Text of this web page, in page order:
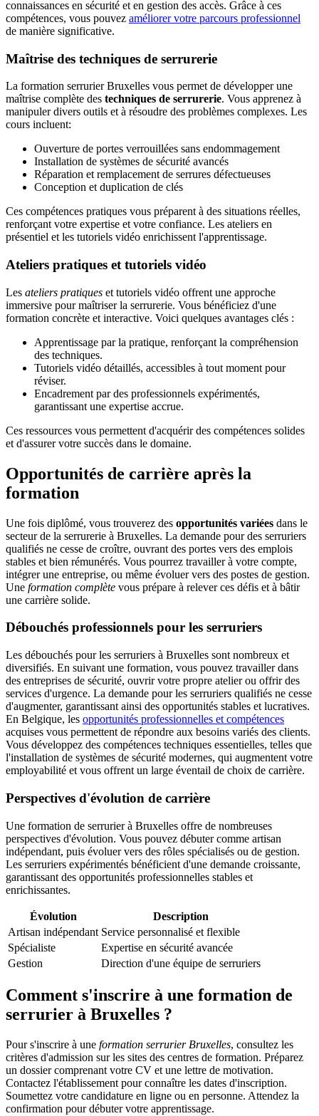
connaissances en sécurité et en gestion des accès. Grâce à ces
compétences, vous pouvez améliorer votre parcours professionnel
de manière significative.
Maîtrise des techniques de serrurerie
La formation serrurier Bruxelles vous permet de développer une
maîtrise complète des techniques de serrurerie. Vous apprenez à
manipuler divers outils et à résoudre des problèmes complexes. Les
cours incluent:
Ouverture de portes verrouillées sans endommagement
Installation de systèmes de sécurité avancés
Réparation et remplacement de serrures défectueuses
Conception et duplication de clés
Ces compétences pratiques vous préparent à des situations réelles,
renforçant votre expertise et votre confiance. Les ateliers en
présentiel et les tutoriels vidéo enrichissent l'apprentissage.
Ateliers pratiques et tutoriels vidéo
Les ateliers pratiques et tutoriels vidéo offrent une approche
immersive pour maîtriser la serrurerie. Vous bénéficiez d'une
formation concrète et interactive. Voici quelques avantages clés :
Apprentissage par la pratique, renforçant la compréhension
des techniques.
Tutoriels vidéo détaillés, accessibles à tout moment pour
réviser.
Encadrement par des professionnels expérimentés,
garantissant une expertise accrue.
Ces ressources vous permettent d'acquérir des compétences solides
et d'assurer votre succès dans le domaine.
Opportunités de carrière après la
formation
Une fois diplômé, vous trouverez des opportunités variées dans le
secteur de la serrurerie à Bruxelles. La demande pour des serruriers
qualifiés ne cesse de croître, ouvrant des portes vers des emplois
stables et bien rémunérés. Vous pourrez travailler à votre compte,
intégrer une entreprise, ou même évoluer vers des postes de gestion.
Une formation complète vous prépare à relever ces défis et à bâtir
une carrière solide.
Débouchés professionnels pour les serruriers
Les débouchés pour les serruriers à Bruxelles sont nombreux et
diversifiés. En suivant une formation, vous pouvez travailler dans
des entreprises de sécurité, ouvrir votre propre atelier ou offrir des
services d'urgence. La demande pour les serruriers qualifiés ne cesse
d'augmenter, garantissant ainsi des opportunités stables et lucratives.
En Belgique, les opportunités professionnelles et compétences
acquises vous permettent de répondre aux besoins variés des clients.
Vous développez des compétences techniques essentielles, telles que
l'installation de systèmes de sécurité modernes, qui augmentent votre
employabilité et vous offrent un large éventail de choix de carrière.
Perspectives d'évolution de carrière
Une formation de serrurier à Bruxelles offre de nombreuses
perspectives d'évolution. Vous pouvez débuter comme artisan
indépendant, puis évoluer vers des rôles spécialisés ou de gestion.
Les serruriers expérimentés bénéficient d'une demande croissante,
garantissant des opportunités professionnelles stables et
enrichissantes.
Évolution
Description
Artisan indépendant Service personnalisé et flexible
Spécialiste
Expertise en sécurité avancée
Gestion
Direction d'une équipe de serruriers
Comment s'inscrire à une formation de
serrurier à Bruxelles ?
Pour s'inscrire à une formation serrurier Bruxelles, consultez les
critères d'admission sur les sites des centres de formation. Préparez
un dossier comprenant votre CV et une lettre de motivation.
Contactez l'établissement pour connaître les dates d'inscription.
Soumettez votre candidature en ligne ou en personne. Attendez la
confirmation pour débuter votre apprentissage.